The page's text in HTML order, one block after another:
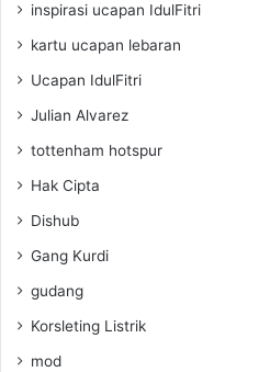
inspirasi ucapan IdulFitri
kartu ucapan lebaran
Ucapan IdulFitri
Julian Alvarez
tottenham hotspur
Hak Cipta
Dishub
Gang Kurdi
gudang
Korsleting Listrik
mod